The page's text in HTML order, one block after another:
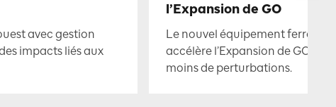
avec gestion
impacts liés aux
l’Expansion de GO
Le nouvel équipement
accélère l’Expansion de GO
moins de perturbations.